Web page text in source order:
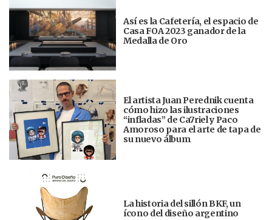
Así es la Cafetería, el espacio de
Casa FOA 2023 ganador de la
Medalla de Oro
El artista Juan Perednik cuenta
cómo hizo las ilustraciones
“infladas” de Ca7riel y Paco
Amoroso para el arte de tapa de
su nuevo álbum
La historia del sillón BKF, un
ícono del diseño argentino